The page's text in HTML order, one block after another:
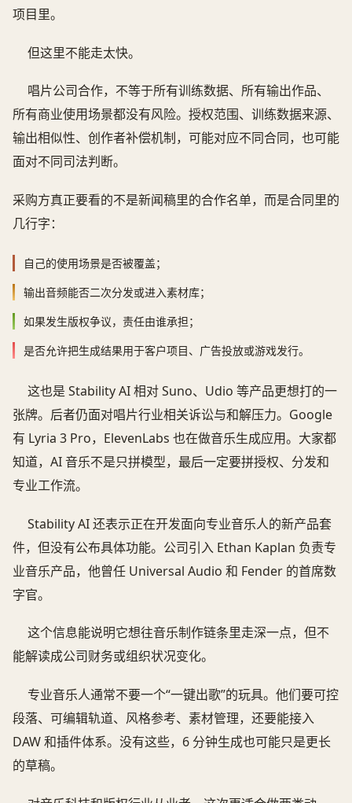
项目里。
但这里不能走太快。
唱片公司合作，不等于所有训练数据、所有输出作品、
所有商业使用场景都没有风险。授权范围、训练数据来源、
输出相似性、创作者补偿机制，可能对应不同合同，也可能
面对不同司法判断。
采购方真正要看的不是新闻稿里的合作名单，而是合同里的
几行字：
自己的使用场景是否被覆盖；
输出音频能否二次分发或进入素材库；
如果发生版权争议，责任由谁承担；
是否允许把生成结果用于客户项目、广告投放或游戏发行。
这也是 Stability AI 相对 Suno、Udio 等产品更想打的一
张牌。后者仍面对唱片行业相关诉讼与和解压力。Google
有 Lyria 3 Pro，ElevenLabs 也在做音乐生成应用。大家都
知道，AI 音乐不是只拼模型，最后一定要拼授权、分发和
专业工作流。
Stability AI 还表示正在开发面向专业音乐人的新产品套
件，但没有公布具体功能。公司引入 Ethan Kaplan 负责专
业音乐产品，他曾任 Universal Audio 和 Fender 的首席数
字官。
这个信息能说明它想往音乐制作链条里走深一点，但不
能解读成公司财务或组织状况变化。
专业音乐人通常不要一个“一键出歌”的玩具。他们要可控
段落、可编辑轨道、风格参考、素材管理，还要能接入
DAW 和插件体系。没有这些，6 分钟生成也可能只是更长
的草稿。